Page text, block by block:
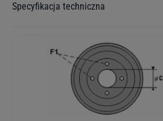
Specyfikacja techniczna